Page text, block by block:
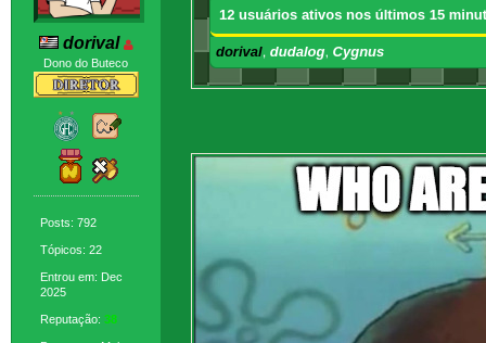
dorival
Dono do Buteco
Posts: 792
Tópicos: 22
Entrou em: Dec
2025
Reputação: 38